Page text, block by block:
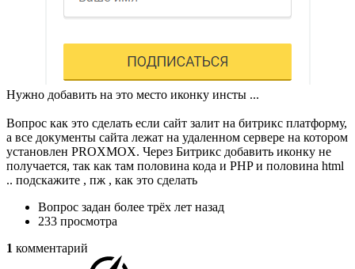
Нужно добавить на это место иконку инсты ...
Вопрос как это сделать если сайт залит на битрикс платформу,
а все документы сайта лежат на удаленном сервере на котором
установлен PROXMOX. Через Битрикс добавить иконку не
получается, так как там половина кода и PHP и половина html
.. подскажите , пж , как это сделать
Вопрос задан более трёх лет назад
233 просмотра
1 комментарий